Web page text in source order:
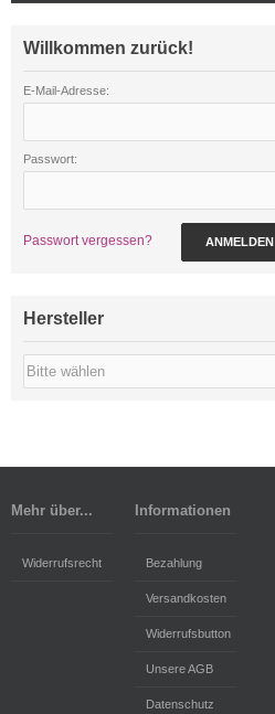
Willkommen zurück!
E-Mail-Adresse:
Passwort:
Passwort vergessen? ANMELDEN
Hersteller
Mehr über...
Widerrufsrecht
Informationen
Bezahlung
Versandkosten
Widerrufsbutton
Unsere AGB
Datenschutz